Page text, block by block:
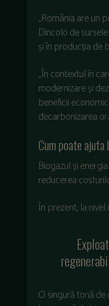
„România are un
Dincolo de
și în producția de
„În contextul în
modernizare și
beneficii
decarbonizarea
Cum poate
Biogazul și
reducerea
În prezent, la
O singură tonă